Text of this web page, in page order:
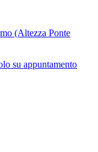
(Altezza Ponte
su appuntamento